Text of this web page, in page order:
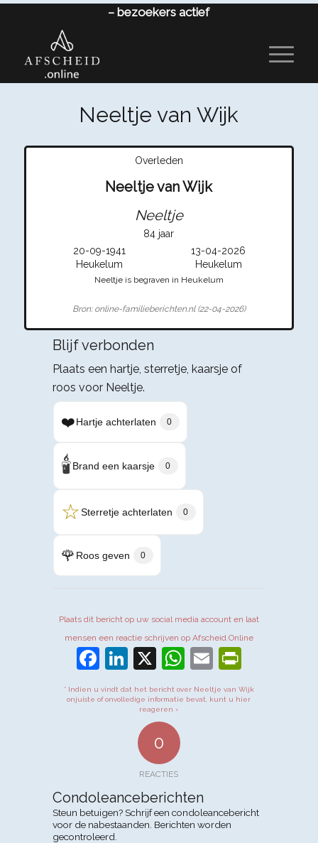
– bezoekers actief
Neeltje van Wijk
Overleden
Neeltje van Wijk
Neeltje
84 jaar
20-09-1941
13-04-2026
Heukelum
Heukelum
Neeltje is begraven in Heukelum
Bron: online-familieberichten.nl (22-04-2026)
Blijf verbonden
Plaats een hartje, sterretje, kaarsje of
roos voor Neeltje.
❤️Hartje achterlaten 0
🕯️Brand een kaarsje 0
☆Sterretje achterlaten 0
🌹 Roos geven 0
Plaats dit bericht op uw social media account en laat
mensen een reactie schrijven op Afscheid.Online
Facebook
LinkedIn
X WhatsApp
Email
* Indien u vindt dat het bericht over Neeltje van Wijk
onjuiste of onvolledige informatie bevat, kunt u hier
reageren ›
0
REACTIES
Condoleanceberichten
Steun betuigen? Schrijf een condoleancebericht
voor de nabestaanden. Berichten worden
gecontroleerd.